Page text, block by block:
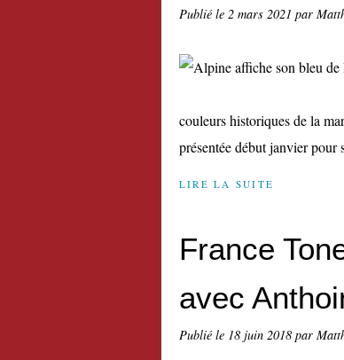
Publié le 2 mars 2021 par
couleurs historiques de la
présentée début janvier
LIRE LA SUITE
France
avec
Publié le 18 juin 2018 par